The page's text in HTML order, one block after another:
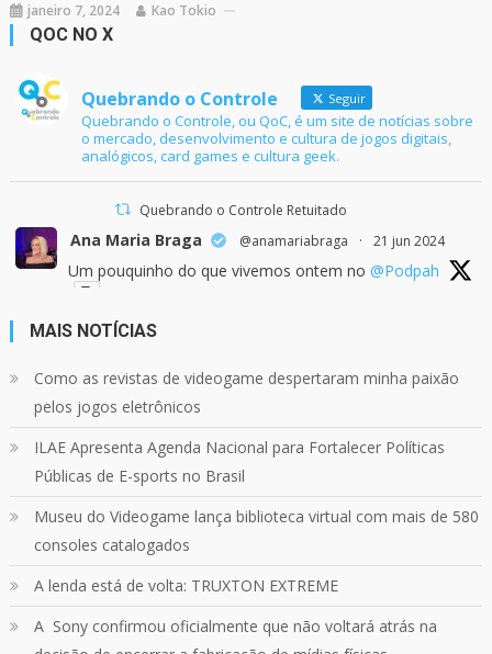
janeiro 7, 2024 Kao Tokio
QOC NO X
Quebrando o Controle Seguir
Quebrando o Controle, ou QoC, é um site de notícias sobre
o mercado, desenvolvimento e cultura de jogos digitais,
analógicos, card games e cultura geek.
Quebrando o Controle Retuitado
Ana Maria Braga @anamariabraga · 21 jun 2024
Um pouquinho do que vivemos ontem no @Podpah
Quebrando o Controle
Confira em nosso site o mais recente REVIEW de
Skull & Bones.
Mais em:
https://buff.ly/3yPhDN2
Carregar mais
MAIS NOTÍCIAS
Como as revistas de videogame despertaram minha paixão
pelos jogos eletrônicos
ILAE Apresenta Agenda Nacional para Fortalecer Políticas
Públicas de E-sports no Brasil
Museu do Videogame lança biblioteca virtual com mais de 580
consoles catalogados
A lenda está de volta: TRUXTON EXTREME
A Sony confirmou oficialmente que não voltará atrás na